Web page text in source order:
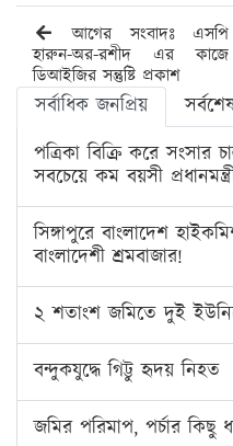
আগের সংবাদঃ এসপি
হারুন-অর-রশীদ এর কাজে
ডিআইজির সন্তুষ্টি প্রকাশ
সর্বাধিক জনপ্রিয়
পত্রিকা বিক্রি করে সংসার
সবচেয়ে কম বয়সী
সিঙ্গাপুরে বাংলাদেশ
বাংলাদেশী শ্রমবাজার!
২ শতাংশ জমিতে দুই
বন্দুকযুদ্ধে গিট্টু হৃদয় নিহত
জমির পরিমাপ, পর্চার কিছু